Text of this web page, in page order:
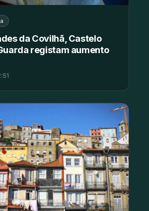
da Covilhã, Castelo
registam aumento